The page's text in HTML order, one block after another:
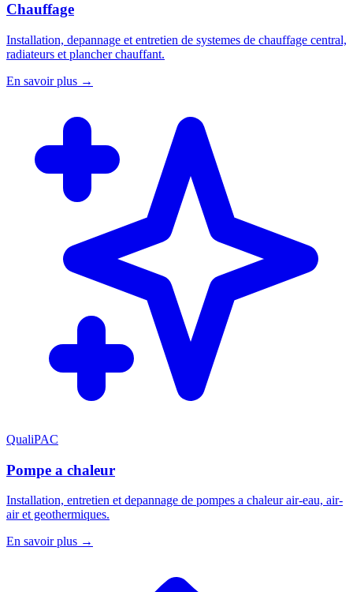
Chauffage
Installation, depannage et entretien de systemes de chauffage central,
radiateurs et plancher chauffant.
En savoir plus →
QualiPAC
Pompe a chaleur
Installation, entretien et depannage de pompes a chaleur air-eau, air-
air et geothermiques.
En savoir plus →